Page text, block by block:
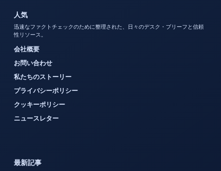
人気
迅速なファクトチェックのために整理された、日々のデスク・ブリーフと信頼
性リソース。
会社概要
お問い合わせ
私たちのストーリー
プライバシーポリシー
クッキーポリシー
ニュースレター
最新記事